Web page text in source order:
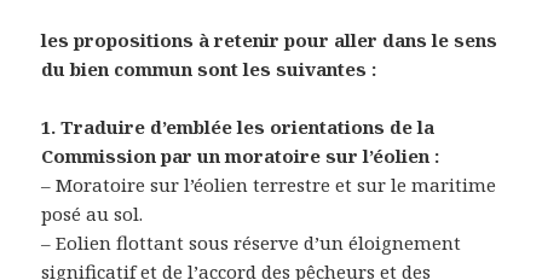
les propositions à retenir pour aller dans le sens
du bien commun sont les suivantes :
1. Traduire d’emblée les orientations de la
Commission par un moratoire sur l’éolien :
– Moratoire sur l’éolien terrestre et sur le maritime
posé au sol.
– Eolien flottant sous réserve d’un éloignement
significatif et de l’accord des pêcheurs et des